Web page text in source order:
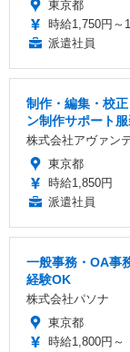
東京都
時給1,750円～
派遣社員
制作・編集・校
ン制作サポート
株式会社アヴァン
東京都
時給1,850円
派遣社員
一般事務・OA事
経験OK
株式会社パソナ
東京都
時給1,800円～